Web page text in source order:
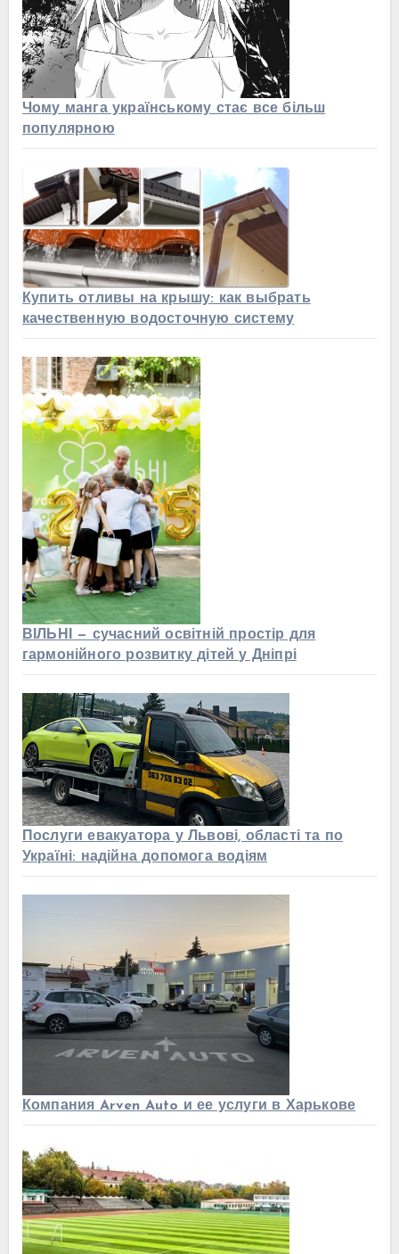
Чому манга українському стає все більш
популярною
Купить отливы на крышу: как выбрать
качественную водосточную систему
ВІЛЬНІ — сучасний освітній простір для
гармонійного розвитку дітей у Дніпрі
Послуги евакуатора у Львові, області та по
Україні: надійна допомога водіям
Компания Arven Auto и ее услуги в Харькове